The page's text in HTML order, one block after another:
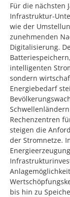
Für die nächsten
Infrastruktur-
wie der
zunehmenden
Digitalisierung.
intelligenten
sondern
Energiebedarf
Rechenzentren
steigen die
der Stromnetze.
bis hin zu